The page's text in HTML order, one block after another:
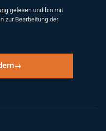
gelesen und bin mit
zur Bearbeitung der